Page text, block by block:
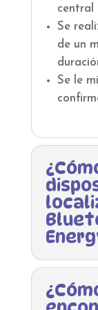
central
Se
de un
Se le